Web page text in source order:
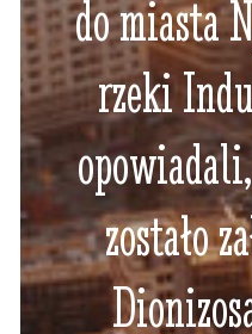
do miasta
rzeki
zostało